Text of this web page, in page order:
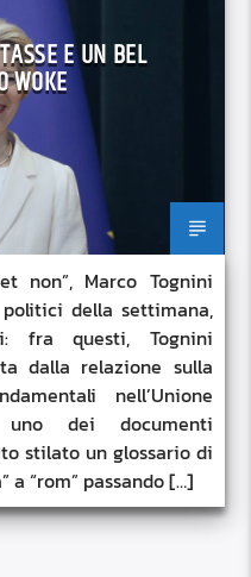
E UN BEL
WOKE
non”, Marco Tognini
della settimana,
fra questi, Tognini
dalla relazione sulla
nell’Unione
uno dei documenti
stilato un glossario di
a “rom” passando […]